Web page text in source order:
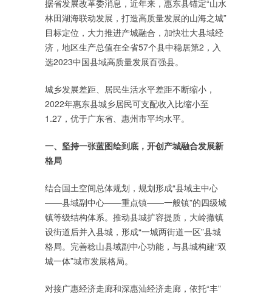
据省发展改革委消息，近年来，惠东县锚定“山水
林田湖海联动发展，打造高质量发展的山海之城”
目标定位，大力推进产城融合，加快壮大县域经
济，地区生产总值在全省57个县中稳居第2，入
选2023中国县域高质量发展百强县。
城乡发展差距、居民生活水平差距不断缩小，
2022年惠东县城乡居民可支配收入比缩小至
1.27，优于广东省、惠州市平均水平。
一、坚持一张蓝图绘到底，开创产城融合发展新
格局
结合国土空间总体规划，规划形成“县域主中心
——县域副中心——重点镇——一般镇”的四级城
镇等级结构体系。推动县城扩容提质，大岭撤镇
设街道后并入县城，形成“一城两街道一区”县城
格局。完善稔山县域副中心功能，与县城构建“双
城一体”城市发展格局。
对接广惠经济走廊和深惠汕经济走廊，依托“丰”